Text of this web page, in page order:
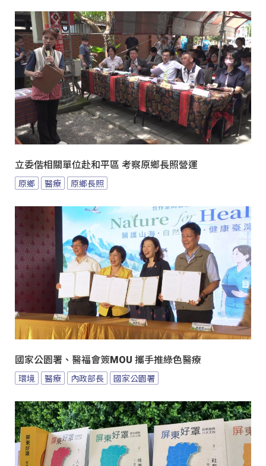
立委偕相關單位赴和平區 考察原鄉長照營運
原鄉 醫療 原鄉長照
國家公園署、醫福會簽MOU 攜手推綠色醫療
環境 醫療 內政部長 國家公園署